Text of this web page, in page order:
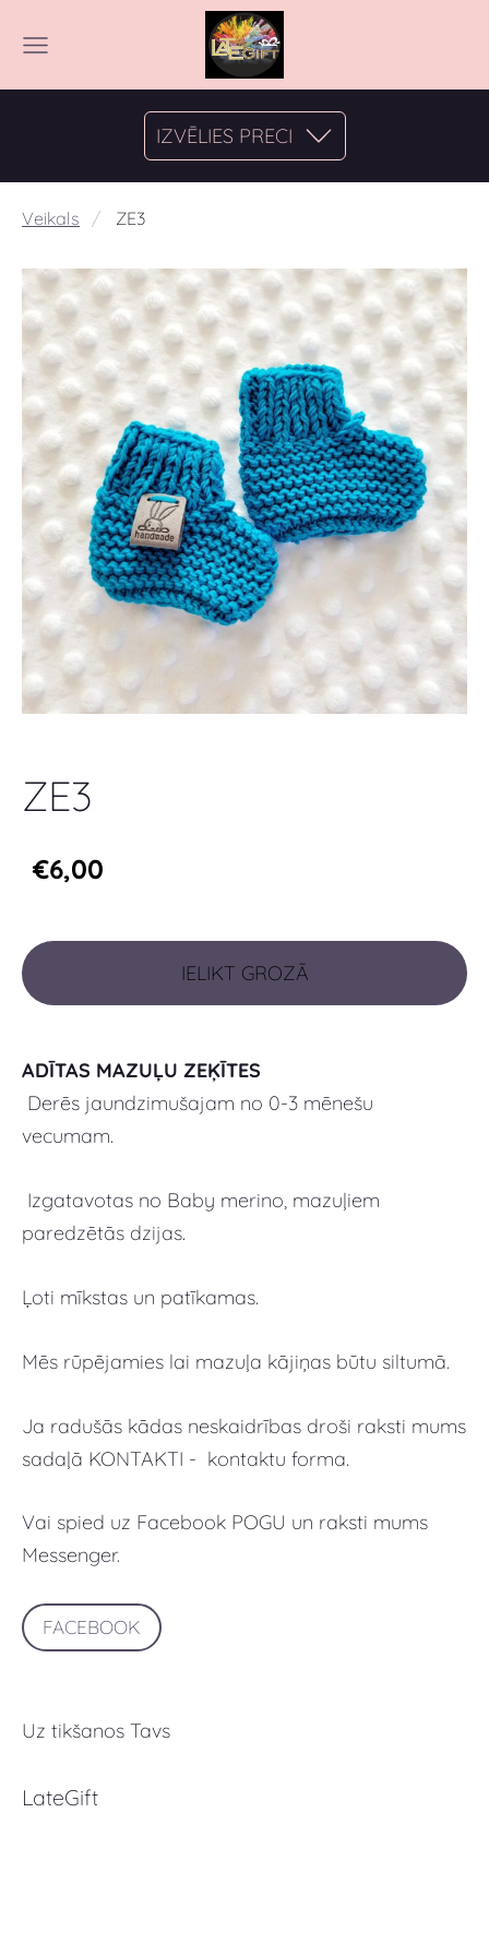
IZVĒLIES PRECI
Veikals ZE3
ZE3
€6,00
IELIKT GROZĀ
ADĪTAS MAZUĻU ZEĶĪTES
Derēs jaundzimušajam no 0-3 mēnešu
vecumam.
Izgatavotas no Baby merino, mazuļiem
paredzētās dzijas.
Ļoti mīkstas un patīkamas.
Mēs rūpējamies lai mazuļa kājiņas būtu siltumā.
Ja radušās kādas neskaidrības droši raksti mums
sadaļā KONTAKTI - kontaktu forma.
Vai spied uz Facebook POGU un raksti mums
Messenger.
FACEBOOK
Uz tikšanos Tavs
LateGift